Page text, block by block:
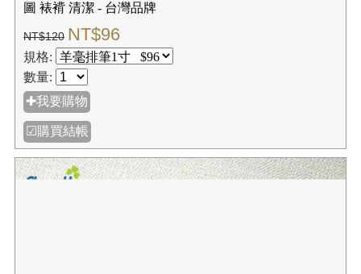
圖 裱褙 清潔 - 台灣品牌
NT$120 NT$96
規格:
數量:
✚我要購物
☑購買結帳